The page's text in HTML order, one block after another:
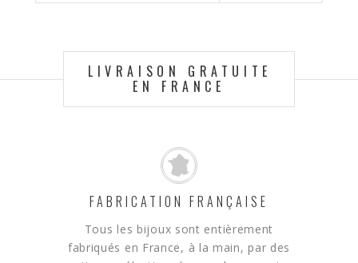
LIVRAISON GRATUITE
EN FRANCE
FABRICATION FRANÇAISE
Tous les bijoux sont entièrement
fabriqués en France, à la main, par des